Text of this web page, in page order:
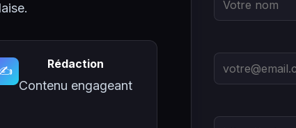
Rédaction
Contenu engageant